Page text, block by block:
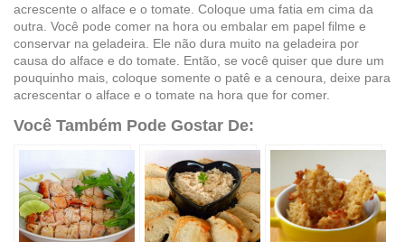
acrescente o alface e o tomate. Coloque uma fatia em cima da
outra. Você pode comer na hora ou embalar em papel filme e
conservar na geladeira. Ele não dura muito na geladeira por
causa do alface e do tomate. Então, se você quiser que dure um
pouquinho mais, coloque somente o patê e a cenoura, deixe para
acrescentar o alface e o tomate na hora que for comer.
Você Também Pode Gostar De: